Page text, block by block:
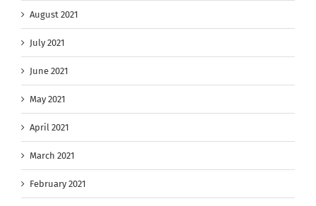
August 2021
July 2021
June 2021
May 2021
April 2021
March 2021
February 2021